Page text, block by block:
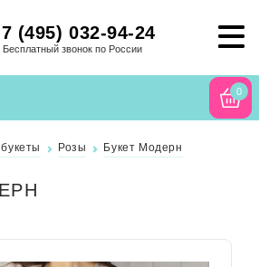
(495) 032-94-24
Бесплатный звонок по России
0
Розы Букет Модерн